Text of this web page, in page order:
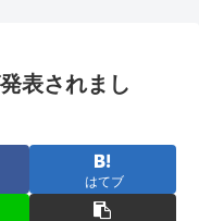
表されまし
はてブ